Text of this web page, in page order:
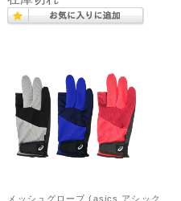
メッシュグローブ (asics アシック